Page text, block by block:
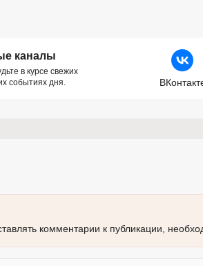
каналы
в курсе свежих
событиях дня.
комментарии к публикации,